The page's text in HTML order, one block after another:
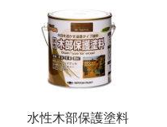
水性木部保護塗料